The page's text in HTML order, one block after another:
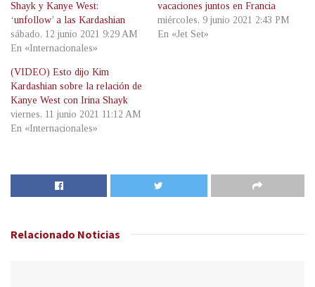
Shayk y Kanye West:
‘unfollow’ a las Kardashian
sábado, 12 junio 2021 9:29 AM
En «Internacionales»
vacaciones juntos en Francia
miércoles, 9 junio 2021 2:43 PM
En «Jet Set»
(VIDEO) Esto dijo Kim
Kardashian sobre la relación de
Kanye West con Irina Shayk
viernes, 11 junio 2021 11:12 AM
En «Internacionales»
Relacionado Noticias